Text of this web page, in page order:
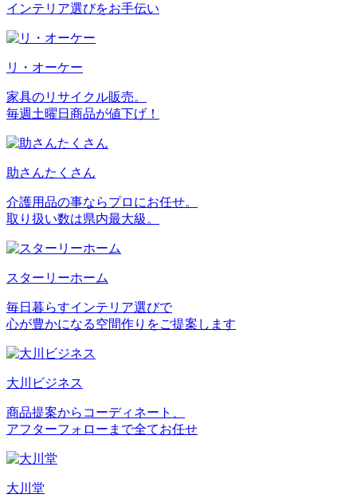
インテリア選びをお手伝い
リ・オーケー
家具のリサイクル販売。
毎週土曜日商品が値下げ！
助さんたくさん
介護用品の事ならプロにお任せ。
取り扱い数は県内最大級。
スターリーホーム
毎日暮らすインテリア選びで
心が豊かになる空間作りをご提案します
大川ビジネス
商品提案からコーディネート、
アフターフォローまで全てお任せ
大川堂